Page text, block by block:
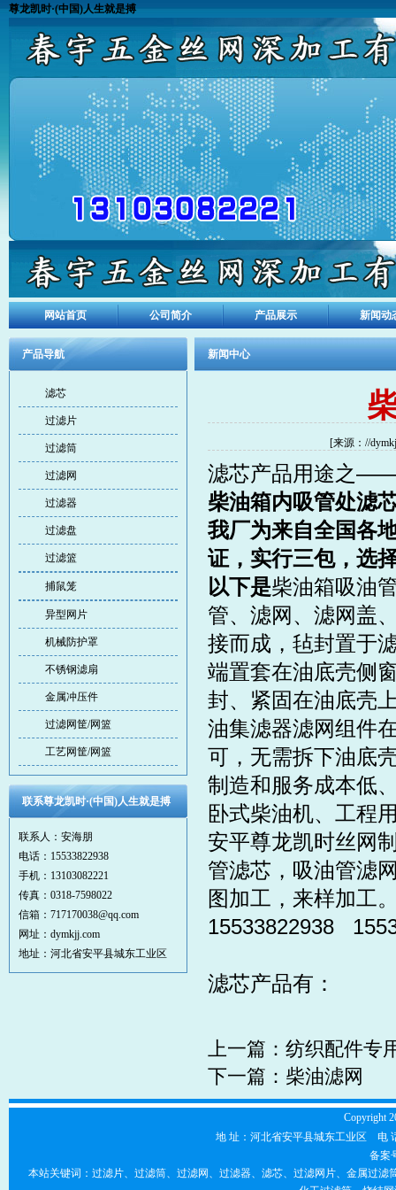
尊龙凯时·(中国)人生就是搏
网站首页 公司简介 产品展示 新闻动
产品导航
滤芯
过滤片
过滤筒
过滤网
过滤器
过滤盘
过滤篮
捕鼠笼
异型网片
机械防护罩
不锈钢滤扇
金属冲压件
过滤网筐/网篮
工艺网筐/网篮
联系尊龙凯时·(中国)人生就是搏
联系人：安海朋
电话：15533822938
手机：13103082221
传真：0318-7598022
信箱：717170038@qq.com
网址：dymkjj.com
地址：河北省安平县城东工业区
新闻中心
[来源：//
滤芯产品用途之
柴油箱内吸管处滤
我厂为来自全国各
证，实行三包，选
以下是柴油箱吸油
管、滤网、滤网盖
接而成，毡封置于
端置套在油底壳侧
封、紧固在油底壳
油集滤器滤网组件
可，无需拆下油底
制造和服务成本低
卧式柴油机、工程
安平尊龙凯时丝网
管滤芯，吸油管滤
图加工，来样加工
15533822938
滤芯产品有：
上一篇： 纺织配件专
下一篇： 柴油滤网
Copyright
地 址：河北省安平县城东工业区 电 话
备案
本站关键词：过滤片、过滤筒、过滤网、过滤器、滤芯、过滤网片、金属过